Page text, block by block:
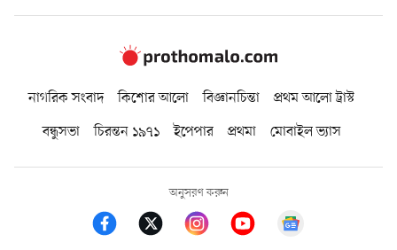
নাগরিক সংবাদ কিশোর আলো বিজ্ঞানচিন্তা
প্রথম আলো ট্রাস্ট
বন্ধুসভা
চিরন্তন ১৯৭১ ইপেপার প্রথমা মোবাইল ভ্যাস
অনুসরণ করুন